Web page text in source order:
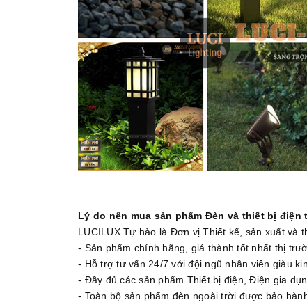
Lý do nên mua sản phẩm Đèn và thiết bị điện
LUCILUX Tự hào là Đơn vị Thiết kế, sản xuất và
- Sản phẩm chính hãng, giá thành tốt nhất thị
- Hỗ trợ tư vấn 24/7 với đội ngũ nhân viên giàu
- Đầy đủ các sản phẩm Thiết bị điện, Điện gia
- Toàn bộ sản phẩm đèn ngoài trời được bảo